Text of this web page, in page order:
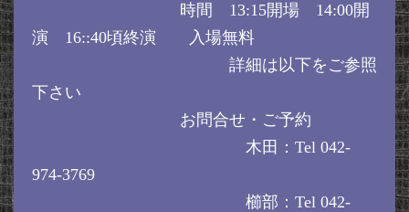
時間 13:15開場 14:00開
演 16::40頃終演 入場無料
詳細は以下をご参照
下さい
お問合せ・ご予約
木田：Tel 042-
974-3769
櫛部：Tel 042-